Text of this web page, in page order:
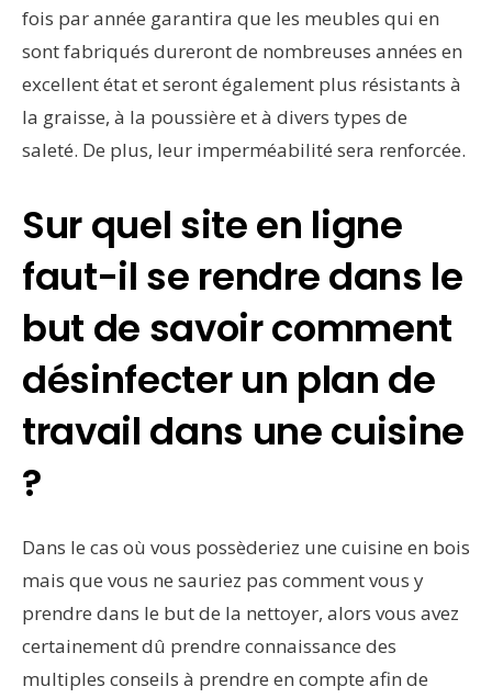
fois par année garantira que les meubles qui en
sont fabriqués dureront de nombreuses années en
excellent état et seront également plus résistants à
la graisse, à la poussière et à divers types de
saleté. De plus, leur imperméabilité sera renforcée.
Sur quel site en ligne
faut-il se rendre dans le
but de savoir comment
désinfecter un plan de
travail dans une cuisine
?
Dans le cas où vous possèderiez une cuisine en bois
mais que vous ne sauriez pas comment vous y
prendre dans le but de la nettoyer, alors vous avez
certainement dû prendre connaissance des
multiples conseils à prendre en compte afin de